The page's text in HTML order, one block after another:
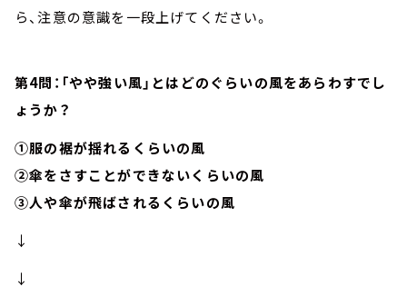
ら、注意の意識を一段上げてください。
第4問：「やや強い風」とはどのぐらいの風をあらわすでし
ょうか？
①服の裾が揺れるくらいの風
②傘をさすことができないくらいの風
③人や傘が飛ばされるくらいの風
↓
↓